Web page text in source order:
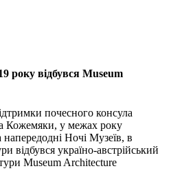
року відбувся Museum
почесного консула
Кожемяки, у межах року
напередодні Ночі Музеїв, в
відбувся україно-австрійський
Museum Architecture